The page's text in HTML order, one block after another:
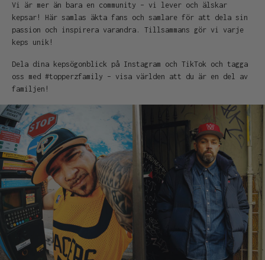
Vi är mer än bara en community – vi lever och älskar
kepsar! Här samlas äkta fans och samlare för att dela sin
passion och inspirera varandra. Tillsammans gör vi varje
keps unik!
Dela dina kepsögonblick på Instagram och TikTok och tagga
oss med #topperzfamily – visa världen att du är en del av
familjen!